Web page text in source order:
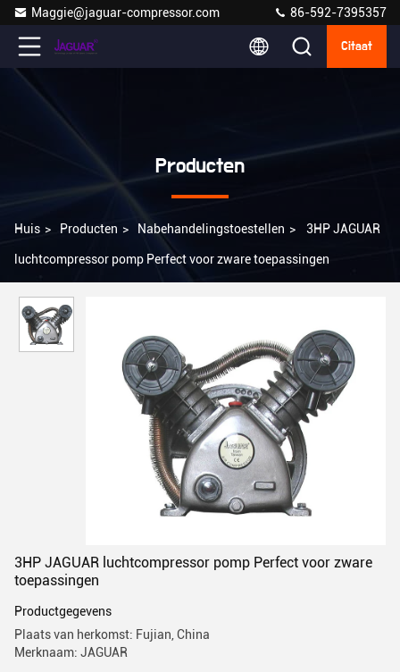
Maggie@jaguar-compressor.com 86-592-7395357
Citaat
Producten
Huis > Producten > Nabehandelingstoestellen > 3HP JAGUAR
luchtcompressor pomp Perfect voor zware toepassingen
3HP JAGUAR luchtcompressor pomp Perfect voor zware
toepassingen
Productgegevens
Plaats van herkomst: Fujian, China
Merknaam: JAGUAR